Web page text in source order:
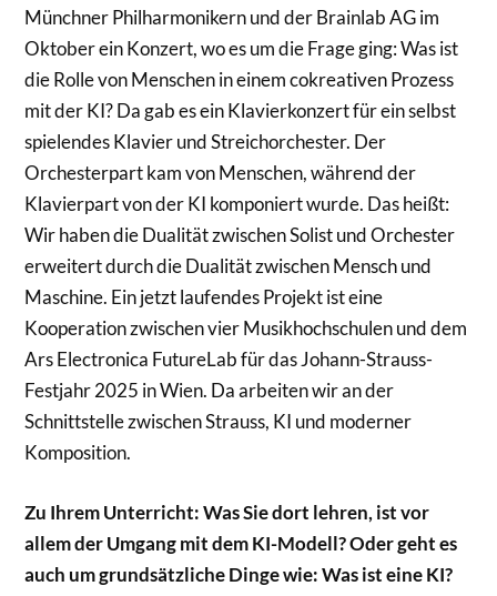
Münchner Philharmonikern und der Brainlab AG im
Oktober ein Konzert, wo es um die Frage ging: Was ist
die Rolle von Menschen in einem cokreativen Prozess
mit der KI? Da gab es ein Klavierkonzert für ein selbst
spielendes Klavier und Streichorchester. Der
Orchesterpart kam von Menschen, während der
Klavierpart von der KI komponiert wurde. Das heißt:
Wir haben die Dualität zwischen Solist und Orchester
erweitert durch die Dualität zwischen Mensch und
Maschine. Ein jetzt laufendes Projekt ist eine
Kooperation zwischen vier Musikhochschulen und dem
Ars Electronica FutureLab für das Johann-Strauss-
Festjahr 2025 in Wien. Da arbeiten wir an der
Schnittstelle zwischen Strauss, KI und moderner
Komposition.
Zu Ihrem Unterricht: Was Sie dort lehren, ist vor
allem der Umgang mit dem KI-Modell? Oder geht es
auch um grundsätzliche Dinge wie: Was ist eine KI?